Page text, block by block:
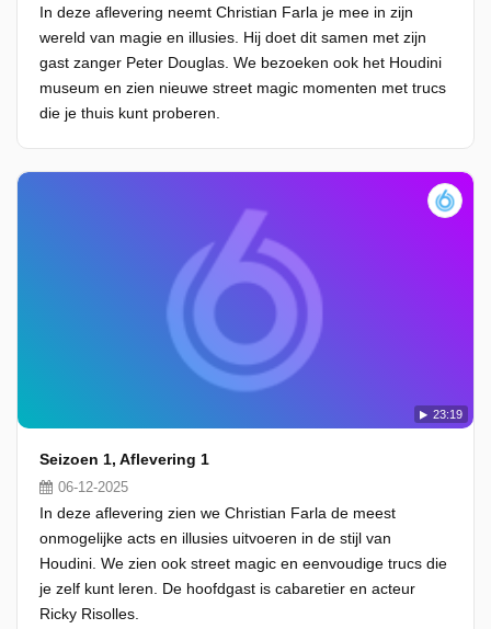
In deze aflevering neemt Christian Farla je mee in zijn
wereld van magie en illusies. Hij doet dit samen met zijn
gast zanger Peter Douglas. We bezoeken ook het Houdini
museum en zien nieuwe street magic momenten met trucs
die je thuis kunt proberen.
23:19
Seizoen 1, Aflevering 1
06-12-2025
In deze aflevering zien we Christian Farla de meest
onmogelijke acts en illusies uitvoeren in de stijl van
Houdini. We zien ook street magic en eenvoudige trucs die
je zelf kunt leren. De hoofdgast is cabaretier en acteur
Ricky Risolles.